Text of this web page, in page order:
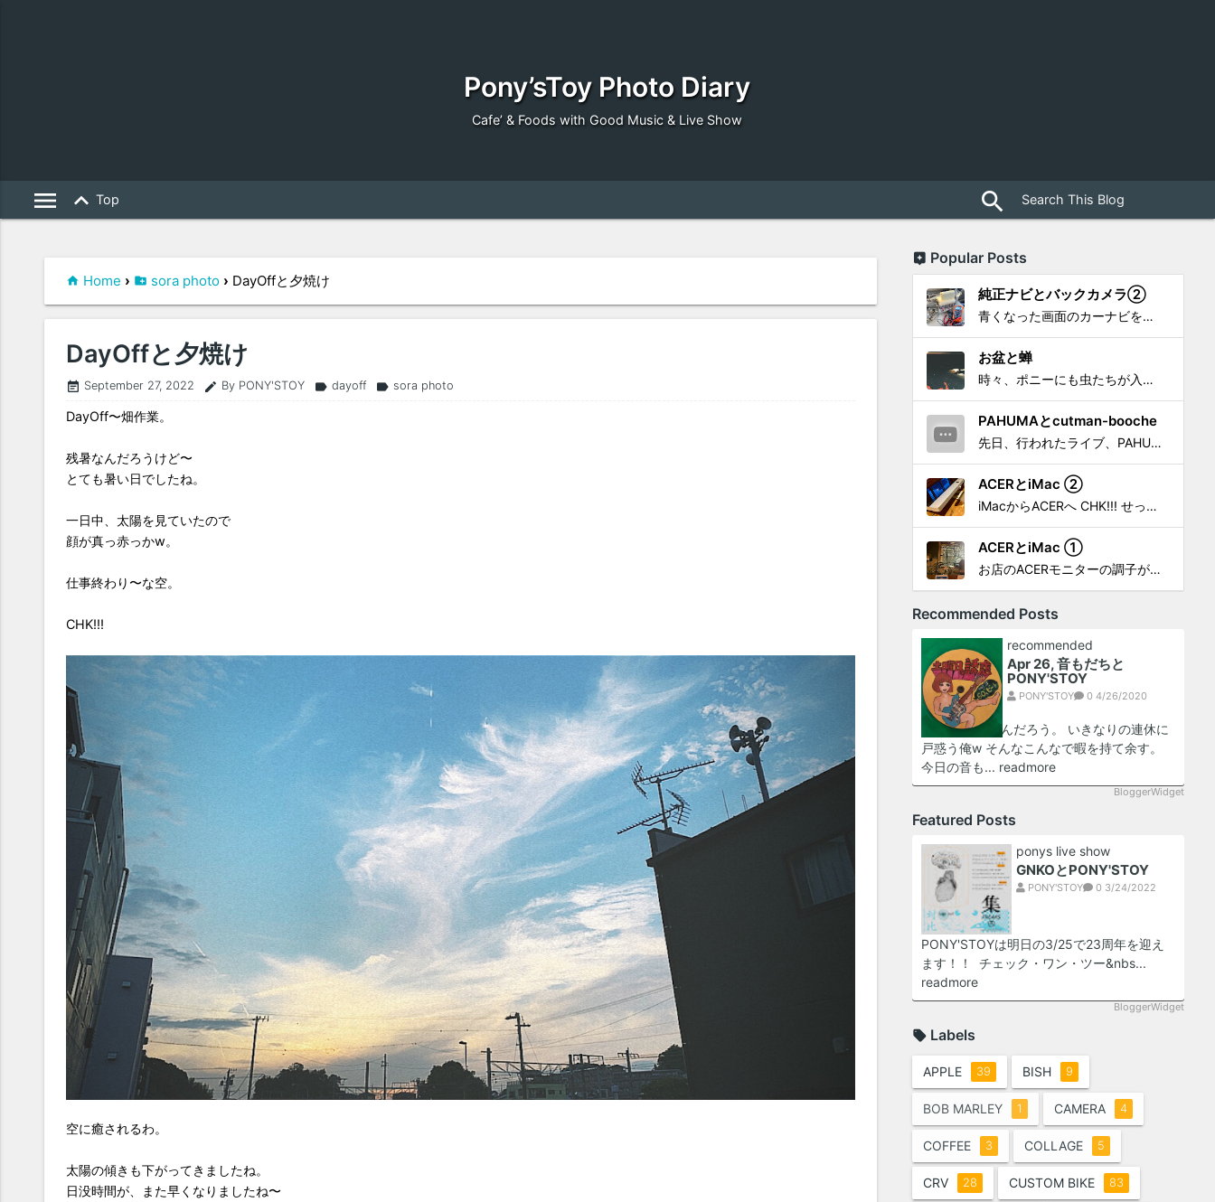
Pony’sToy Photo Diary
Cafe’ & Foods with Good Music & Live Show
menu keyboard_arrow_up Top search
Home › sora photo › DayOffと夕焼け
DayOffと夕焼け
event_note September 27, 2022 edit By PONY'STOY label dayoff label sora photo
DayOff〜畑作業。
残暑なんだろうけど〜
とても暑い日でしたね。
一日中、太陽を見ていたので
顔が真っ赤っかw。
仕事終わり〜な空。
CHK!!!
空に癒されるわ。
太陽の傾きも下がってきましたね。
日没時間が、また早くなりましたね〜
Popular Posts
純正ナビとバックカメラ②
青くなった画面のカーナビをポン付で簡単に交換、出来ると思っていたら意外と闇多め!!!なDAY①から続く今回は、DAY②。 テスターで調べてみたのだが、結果的にバックカメラからナビ裏まで来てる、配線を見つけることが出来なかった前回。気付けば闇w。 さてさて、この頃のDVDナビ的なT...
お盆と蝉
時々、ポニーにも虫たちが入ってきます。 特にお盆の頃はどの虫かと気になり探してしまう。 今まではキリギリスやすいっちょん、今思えば今年は蝉だったのかな。
PAHUMAとcutman-booche
先日、行われたライブ、PAHUMA a.k.a 金 佑龍 at PONY'STOYから〜 cutman-booche時代の楽曲「立ち上がれ」を映像化させてもらいました。 茅ヶ崎の名店 FROGGIES〜さんで ウリョンはマンススリー・ライブを行っています！ そのライブでウ...
ACERとiMac ②
iMacからACERへ CHK!!! せっかく設置したんだけど〜 画面が真っ暗じゃしょうがないわな。 元のACERモニターを再度、設置🔥 画面のチラツキ、乱れなど不具合、多めですが 見れないより良い。 iMacへ繋いだ時、疑問があった。 せっかくの解像度を生かしてないこと。 2...
ACERとiMac ①
お店のACERモニターの調子がイマイチなので魔改造したiMacと入れ替え 外は豪雨、何処へも行かない火曜。 コツコツ作業スタートです!!! CHK!!! 何年かぶりにモニターを降ろした。 配線がぐちゃぐちゃ😂 要らないケーブルなど、使っていない部材などなど片付けて、拭き掃除w。...
Recommended Posts
recommended
Apr 26, 音もだちと
PONY'STOY
PONY'STOY 0 4/26/2020
いや、ん？ なんだろう。 いきなりの連休に
戸惑う俺w そんなこんなで暇を持て余す。
今日の音も... readmore
BloggerWidget
Featured Posts
ponys live show
GNKOとPONY'STOY
PONY'STOY 0 3/24/2022
PONY'STOYは明日の3/25で23周年を迎え
ます！！ チェック・ワン・ツー&nbs...
readmore
BloggerWidget
Labels
APPLE 39 BISH 9
BOB MARLEY 1 CAMERA 4
COFFEE 3 COLLAGE 5
CRV 28 CUSTOM BIKE 83